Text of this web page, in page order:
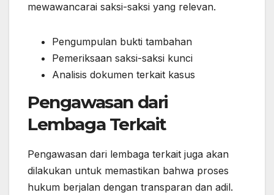
mewawancarai saksi-saksi yang relevan.
Pengumpulan bukti tambahan
Pemeriksaan saksi-saksi kunci
Analisis dokumen terkait kasus
Pengawasan dari
Lembaga Terkait
Pengawasan dari lembaga terkait juga akan
dilakukan untuk memastikan bahwa proses
hukum berjalan dengan transparan dan adil.